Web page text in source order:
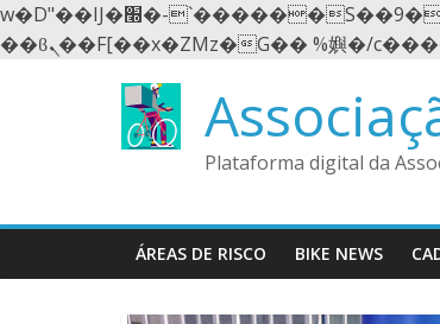
w�D"��IJ�׭�-`������S��9�Dr�ji��EJ߅��gJ�应��矁[��x�ZM~�n"��IB؃��!'����Тѕ��+��(m��IK�ʭ�/|
Plataforma digital da
ÁREAS DE RISCO BIKE NEWS